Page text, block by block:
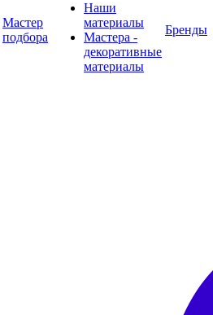
Мастер
подбора
Наши
материалы
Мастера -
декоративные
материалы
Бренды